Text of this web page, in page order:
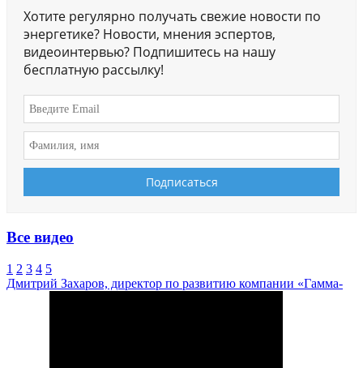
Хотите регулярно получать свежие новости по
энергетике? Новости, мнения эспертов,
видеоинтервью? Подпишитесь на нашу
бесплатную рассылку!
Все видео
1 2 3 4 5
Дмитрий Захаров, директор по развитию компании «Гамма-